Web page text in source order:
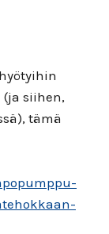
siihen,
tämä